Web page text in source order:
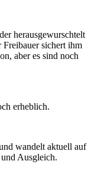
herausgewurschtelt
Freibauer sichert ihm
aber es sind noch
erheblich.
wandelt aktuell auf
Ausgleich.